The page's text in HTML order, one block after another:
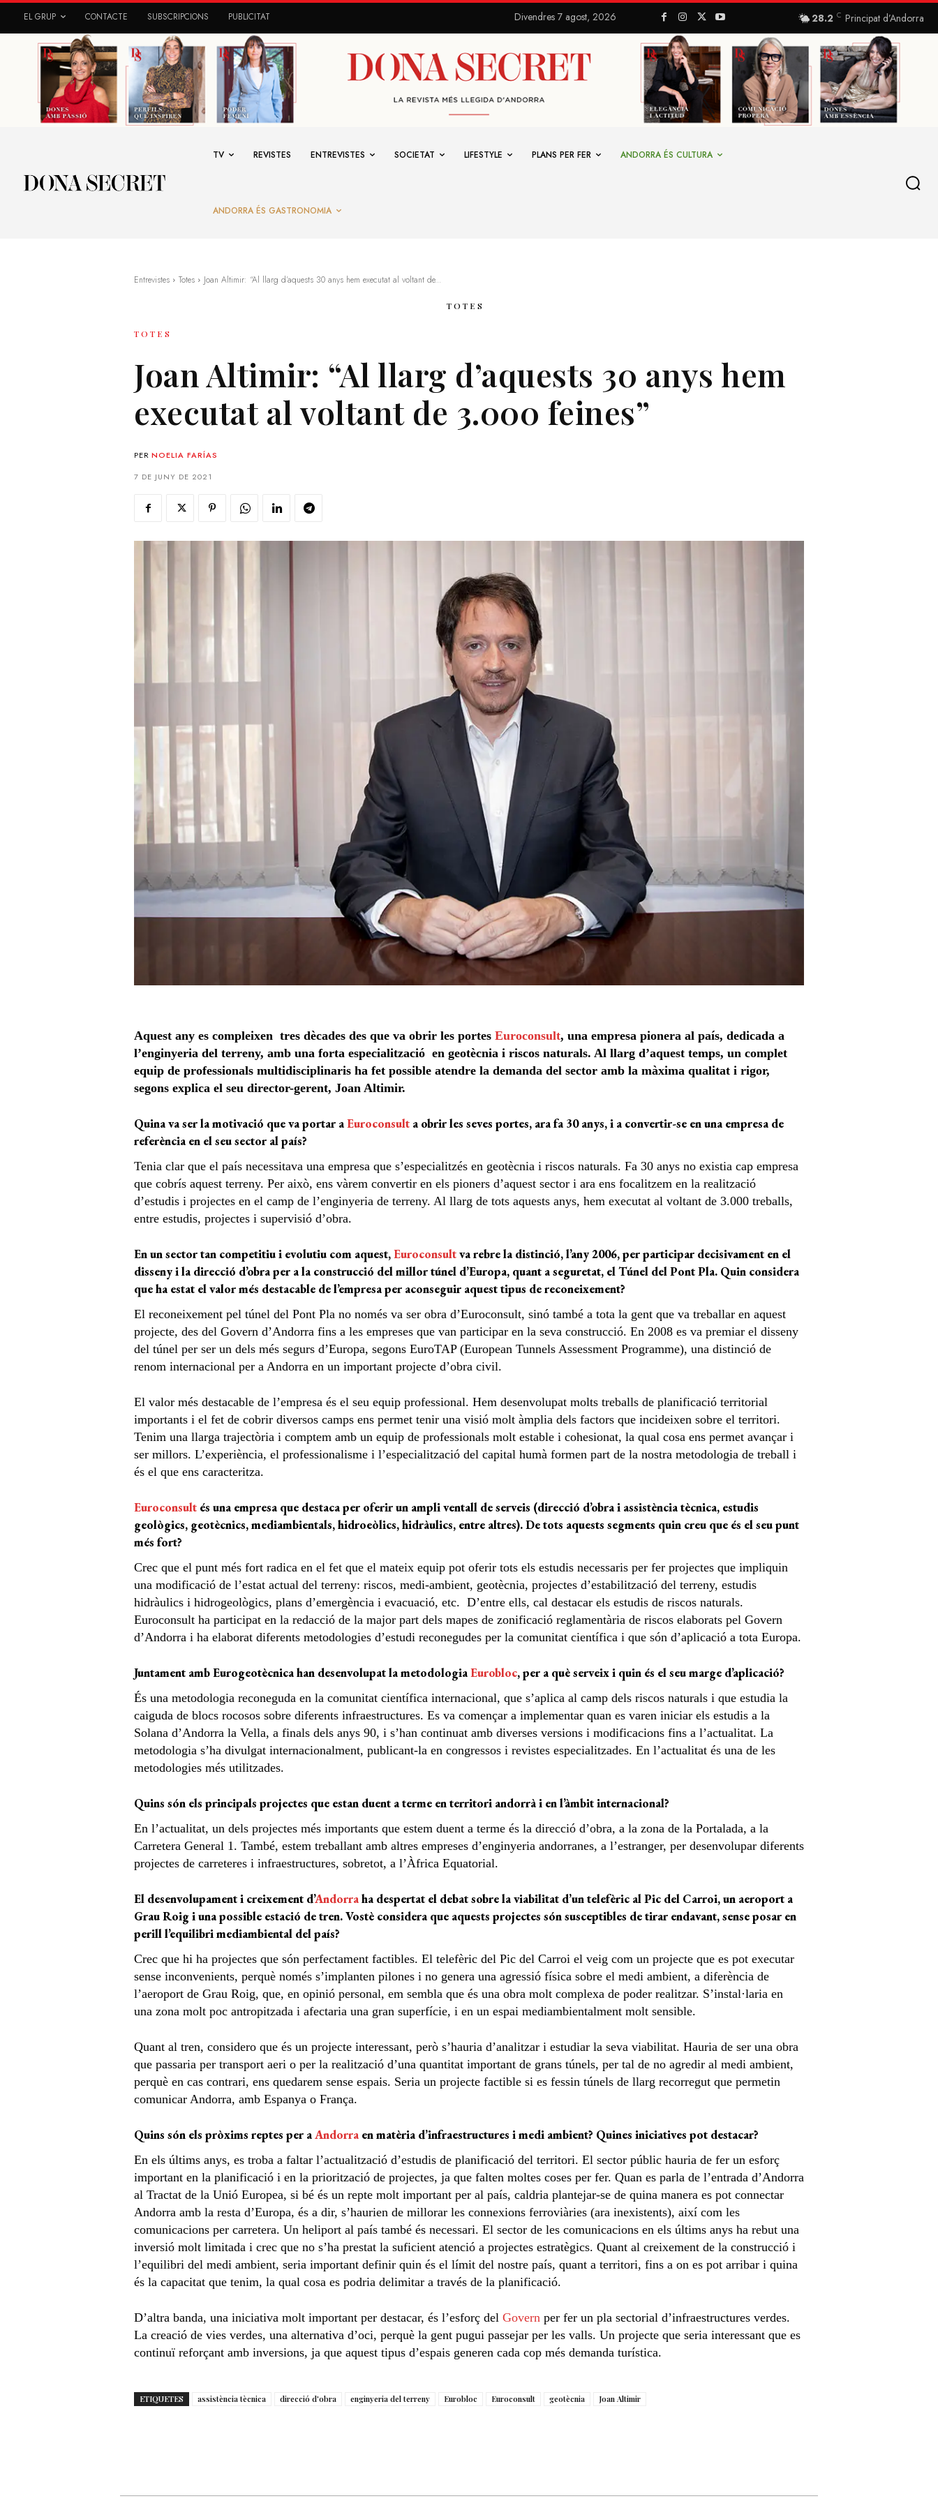
EL GRUP CONTACTE SUBSCRIPCIONS PUBLICITAT Divendres 7 agost, 2026 28.2 C Principat d’Andorra
TV REVISTES ENTREVISTES SOCIETAT LIFESTYLE PLANS PER FER ANDORRA ÉS CULTURA
ANDORRA ÉS GASTRONOMIA
Entrevistes Totes Joan Altimir: “Al llarg d’aquests 30 anys hem executat al voltant de...
TOTES
TOTES
Joan Altimir: “Al llarg d’aquests 30 anys hem
executat al voltant de 3.000 feines”
PER NOELIA FARÍAS
7 DE JUNY DE 2021
Aquest any es compleixen tres dècades des que va obrir les portes Euroconsult, una empresa pionera al país, dedicada a
l’enginyeria del terreny, amb una forta especialització en geotècnia i riscos naturals. Al llarg d’aquest temps, un complet
equip de professionals multidisciplinaris ha fet possible atendre la demanda del sector amb la màxima qualitat i rigor,
segons explica el seu director-gerent, Joan Altimir.
Quina va ser la motivació que va portar aEuroconsult a obrir les seves portes, ara fa 30 anys, i a convertir-se en una empresa de
referència en el seu sector al país?
Tenia clar que el país necessitava una empresa que s’especialitzés en geotècnia i riscos naturals. Fa 30 anys no existia cap empresa
que cobrís aquest terreny. Per això, ens vàrem convertir en els pioners d’aquest sector i ara ens focalitzem en la realització
d’estudis i projectes en el camp de l’enginyeria de terreny. Al llarg de tots aquests anys, hem executat al voltant de 3.000 treballs,
entre estudis, projectes i supervisió d’obra.
En un sector tan competitiu i evolutiu com aquest,Euroconsultva rebre la distinció, l’any 2006, per participar decisivament en el
disseny i la direcció d’obra per a la construcció del millor túnel d’Europa, quant a seguretat, el Túnel del Pont Pla. Quin considera
que ha estat el valor més destacable de l’empresa per aconseguir aquest tipus de reconeixement?
El reconeixement pel túnel del Pont Pla no només va ser obra d’Euroconsult, sinó també a tota la gent que va treballar en aquest
projecte, des del Govern d’Andorra fins a les empreses que van participar en la seva construcció. En 2008 es va premiar el disseny
del túnel per ser un dels més segurs d’Europa, segons EuroTAP (European Tunnels Assessment Programme), una distinció de
renom internacional per a Andorra en un important projecte d’obra civil.
El valor més destacable de l’empresa és el seu equip professional. Hem desenvolupat molts treballs de planificació territorial
importants i el fet de cobrir diversos camps ens permet tenir una visió molt àmplia dels factors que incideixen sobre el territori.
Tenim una llarga trajectòria i comptem amb un equip de professionals molt estable i cohesionat, la qual cosa ens permet avançar i
ser millors. L’experiència, el professionalisme i l’especialització del capital humà formen part de la nostra metodologia de treball i
és el que ens caracteritza.
Euroconsult és una empresa que destaca per oferir un ampli ventall de serveis (direcció d’obra i assistència tècnica, estudis
geològics, geotècnics, mediambientals, hidroeòlics, hidràulics, entre altres). De tots aquests segments quin creu que és el seu punt
més fort?
Crec que el punt més fort radica en el fet que el mateix equip pot oferir tots els estudis necessaris per fer projectes que impliquin
una modificació de l’estat actual del terreny: riscos, medi-ambient, geotècnia, projectes d’estabilització del terreny, estudis
hidràulics i hidrogeològics, plans d’emergència i evacuació, etc. D’entre ells, cal destacar els estudis de riscos naturals.
Euroconsult ha participat en la redacció de la major part dels mapes de zonificació reglamentària de riscos elaborats pel Govern
d’Andorra i ha elaborat diferents metodologies d’estudi reconegudes per la comunitat científica i que són d’aplicació a tota Europa.
Juntament amb Eurogeotècnica han desenvolupat la metodologiaEurobloc, per a què serveix i quin és el seu marge d’aplicació?
És una metodologia reconeguda en la comunitat científica internacional, que s’aplica al camp dels riscos naturals i que estudia la
caiguda de blocs rocosos sobre diferents infraestructures. Es va començar a implementar quan es varen iniciar els estudis a la
Solana d’Andorra la Vella, a finals dels anys 90, i s’han continuat amb diverses versions i modificacions fins a l’actualitat. La
metodologia s’ha divulgat internacionalment, publicant-la en congressos i revistes especialitzades. En l’actualitat és una de les
metodologies més utilitzades.
Quins són els principals projectes que estan duent a terme en territori andorrà i en l’àmbit internacional?
En l’actualitat, un dels projectes més importants que estem duent a terme és la direcció d’obra, a la zona de la Portalada, a la
Carretera General 1. També, estem treballant amb altres empreses d’enginyeria andorranes, a l’estranger, per desenvolupar diferents
projectes de carreteres i infraestructures, sobretot, a l’Àfrica Equatorial.
El desenvolupament i creixement d’Andorraha despertat el debat sobre la viabilitat d’un telefèric al Pic del Carroi, un aeroport a
Grau Roig i una possible estació de tren. Vostè considera que aquests projectes són susceptibles de tirar endavant, sense posar en
perill l’equilibri mediambiental del país?
Crec que hi ha projectes que són perfectament factibles. El telefèric del Pic del Carroi el veig com un projecte que es pot executar
sense inconvenients, perquè només s’implanten pilones i no genera una agressió física sobre el medi ambient, a diferència de
l’aeroport de Grau Roig, que, en opinió personal, em sembla que és una obra molt complexa de poder realitzar. S’instal·laria en
una zona molt poc antropitzada i afectaria una gran superfície, i en un espai mediambientalment molt sensible.
Quant al tren, considero que és un projecte interessant, però s’hauria d’analitzar i estudiar la seva viabilitat. Hauria de ser una obra
que passaria per transport aeri o per la realització d’una quantitat important de grans túnels, per tal de no agredir al medi ambient,
perquè en cas contrari, ens quedarem sense espais. Seria un projecte factible si es fessin túnels de llarg recorregut que permetin
comunicar Andorra, amb Espanya o França.
Quins són els pròxims reptes per aAndorra en matèria d’infraestructures i medi ambient? Quines iniciatives pot destacar?
En els últims anys, es troba a faltar l’actualització d’estudis de planificació del territori. El sector públic hauria de fer un esforç
important en la planificació i en la priorització de projectes, ja que falten moltes coses per fer. Quan es parla de l’entrada d’Andorra
al Tractat de la Unió Europea, si bé és un repte molt important per al país, caldria plantejar-se de quina manera es pot connectar
Andorra amb la resta d’Europa, és a dir, s’haurien de millorar les connexions ferroviàries (ara inexistents), així com les
comunicacions per carretera. Un heliport al país també és necessari. El sector de les comunicacions en els últims anys ha rebut una
inversió molt limitada i crec que no s’ha prestat la suficient atenció a projectes estratègics. Quant al creixement de la construcció i
l’equilibri del medi ambient, seria important definir quin és el límit del nostre país, quant a territori, fins a on es pot arribar i quina
és la capacitat que tenim, la qual cosa es podria delimitar a través de la planificació.
D’altra banda, una iniciativa molt important per destacar, és l’esforç del Govern per fer un pla sectorial d’infraestructures verdes.
La creació de vies verdes, una alternativa d’oci, perquè la gent pugui passejar per les valls. Un projecte que seria interessant que es
continuï reforçant amb inversions, ja que aquest tipus d’espais generen cada cop més demanda turística.
ETIQUETES assistència tècnica direcció d'obra enginyeria del terreny Eurobloc Euroconsult geotècnia Joan Altimir